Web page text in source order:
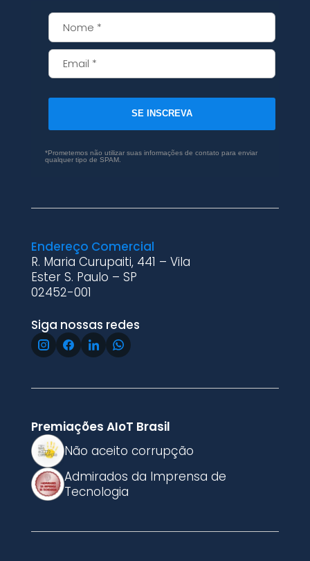
SE INSCREVA
*Prometemos não utilizar suas informações de contato para enviar
qualquer tipo de SPAM.
Endereço Comercial
R. Maria Curupaiti, 441 – Vila
Ester S. Paulo – SP
02452-001
Siga nossas redes
Premiações AIoT Brasil
Não aceito corrupção
Admirados da Imprensa de
Tecnologia